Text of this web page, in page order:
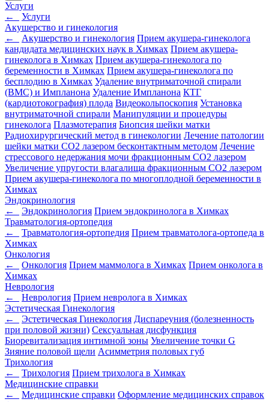
Услуги
←
Услуги
Акушерство и гинекология
←
Акушерство и гинекология Прием акушера-гинеколога
кандидата медицинских наук в Химках Прием акушера-
гинеколога в Химках Прием акушера-гинеколога по
беременности в Химках Прием акушера-гинеколога по
бесплодию в Химках Удаление внутриматочной спирали
(ВМС) и Импланона Удаление Импланона КТГ
(кардиотокография) плода Видеокольпоскопия Установка
внутриматочной спирали Манипуляции и процедуры
гинеколога Плазмотерапия Биопсия шейки матки
Радиохирургический метод в гинекологии Лечение патологии
шейки матки CO2 лазером бесконтактным методом Лечение
стрессового недержания мочи фракционным CO2 лазером
Увеличение упругости влагалища фракционным CO2 лазером
Прием акушера-гинеколога по многоплодной беременности в
Химках
Эндокринология
←
Эндокринология Прием эндокринолога в Химках
Травматология-ортопедия
←
Травматология-ортопедия Прием травматолога-ортопеда в
Химках
Онкология
←
Онкология Прием маммолога в Химках Прием онколога в
Химках
Неврология
←
Неврология Прием невролога в Химках
Эстетическая Гинекология
←
Эстетическая Гинекология Диспареуния (болезненность
при половой жизни) Сексуальная дисфункция
Биоревитализация интимной зоны Увеличение точки G
Зияние половой щели Асимметрия половых губ
Трихология
←
Трихология Прием трихолога в Химках
Медицинские справки
←
Медицинские справки Оформление медицинских справок